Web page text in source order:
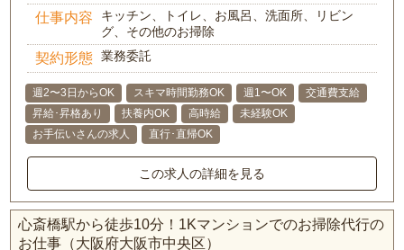
仕事内容
キッチン、トイレ、お風呂、洗面所、リビン
グ、その他のお掃除
契約形態 業務委託
週2〜3日からOK スキマ時間勤務OK 週1〜OK
交通費支給
昇給･昇格あり
扶養内OK 高時給
未経験OK
お手伝いさんの求人
直行･直帰OK
この求人の詳細を見る
心斎橋駅から徒歩10分！1Kマンションでのお掃除代行の
お仕事（大阪府大阪市中央区）